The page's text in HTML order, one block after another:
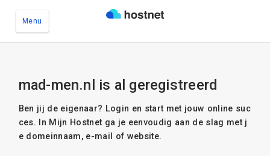
Menu
mad-men.nl is al geregistreerd
Ben jij de eigenaar? Login en start met jouw online suc
ces. In Mijn Hostnet ga je eenvoudig aan de slag met j
e domeinnaam, e-mail of website.